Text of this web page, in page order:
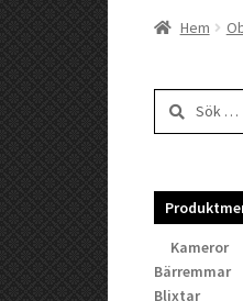
Hem
Sök
efter:
Kameror
Bärremmar
Blixtar